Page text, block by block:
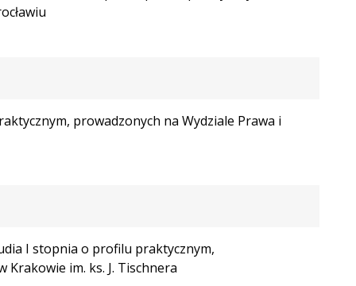
prowadzonych na Wydziale Prawa i
I stopnia o profilu praktycznym,
im. ks. J. Tischnera